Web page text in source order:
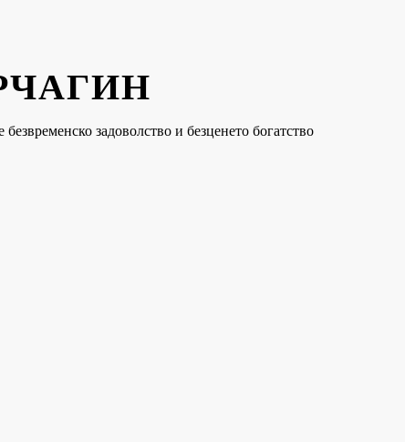
задоволство и безценето богатство